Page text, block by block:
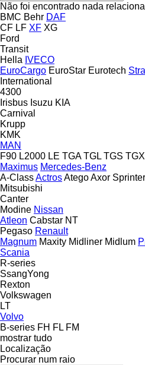
Não foi encontrado nada
BMC Behr DAF
CF LF XF XG
Ford
Transit
Hella IVECO
EuroCargo EuroStar Eurotech
International
4300
Irisbus Isuzu KIA
Carnival
Krupp
KMK
MAN
F90 L2000 LE TGA TGL TGS TGX
Maximus Mercedes-Benz
A-ClassActrosAtegoAxor Sprinter
Mitsubishi
Canter
Modine Nissan
Atleon Cabstar NT
Pegaso Renault
Magnum Maxity Midliner Midlum
Scania
R-series
SsangYong
Rexton
Volkswagen
LT
Volvo
B-series FH FL FM
mostrar tudo
Localização
Procurar num raio